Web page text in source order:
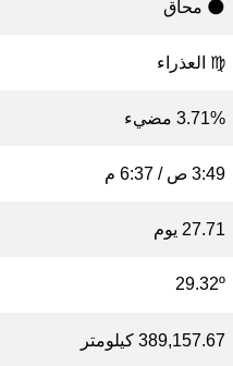
🌑 محاق
♍ العذراء
3.71% مضيء
3:49 ص / 6:37 م
27.71 يوم
29.32º
389,157.67 كيلومتر